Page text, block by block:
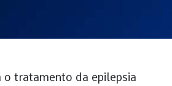
o tratamento da epilepsia